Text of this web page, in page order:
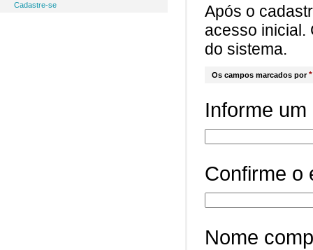
Cadastre-se
Após o
acesso inicial.
do sistema.
Os campos marcados por*
Informe
Confirme o
Nome